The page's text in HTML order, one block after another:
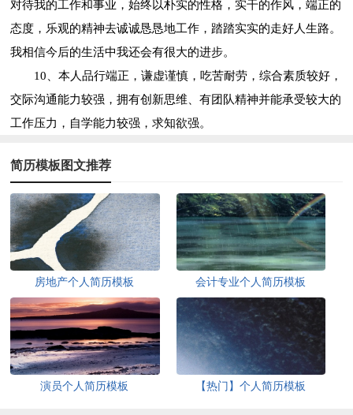
对待我的工作和事业，始终以朴实的性格，实干的作风，端正的
态度，乐观的精神去诚诚恳恳地工作，踏踏实实的走好人生路。
我相信今后的生活中我还会有很大的进步。
10、本人品行端正，谦虚谨慎，吃苦耐劳，综合素质较好，
交际沟通能力较强，拥有创新思维、有团队精神并能承受较大的
工作压力，自学能力较强，求知欲强。
简历模板图文推荐
房地产个人简历模板 会计专业个人简历模板
演员个人简历模板 【热门】个人简历模板